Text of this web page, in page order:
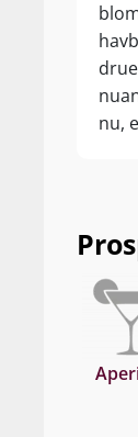
nu,